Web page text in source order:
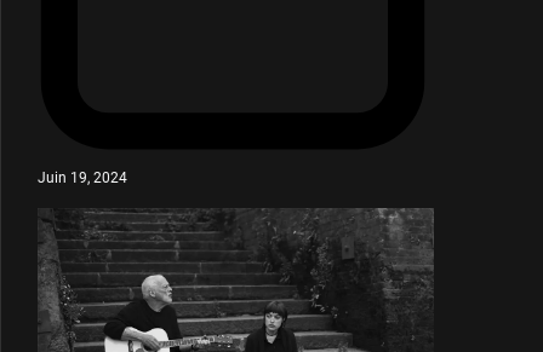
Juin 19, 2024